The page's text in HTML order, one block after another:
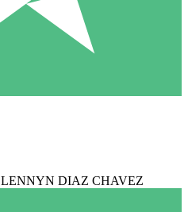
LENNYN DIAZ CHAVEZ